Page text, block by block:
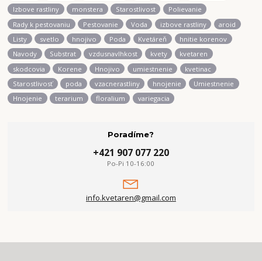
Izbove rastliny
monstera Starostlivost
Polievanie
Rady k pestovaniu
Pestovanie Voda izbove rastliny
aroid
Listy
svetlo hnojivo Poda Kvetáreň
hnitie korenov
Navody
Substrat vzdusnavlhkost kvety
kvetaren
skodcovia
Korene Hnojivo umiestnenie
kvetinac
Starostlivosť
poda vzacnerastliny hnojenie
Umiestnenie
Hnojenie
terarium floralium variegacia
Poradíme?
+421 907 077 220
Po-Pi 10-16:00
info.kvetaren@gmail.com